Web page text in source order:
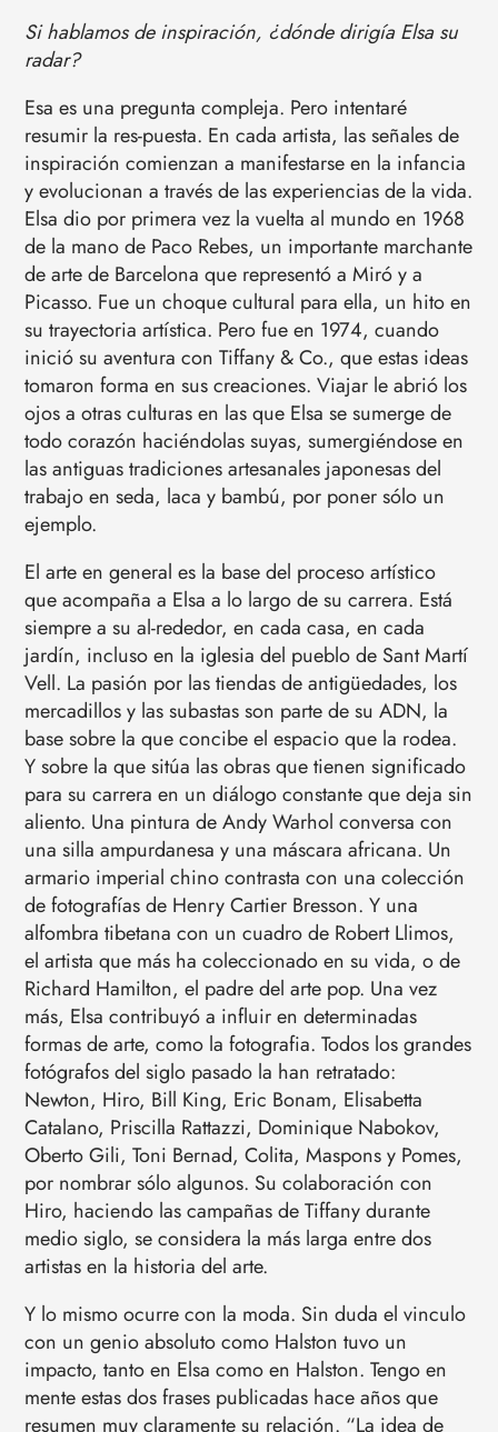
Si hablamos de inspiración, ¿dónde dirigía Elsa su
radar?
Esa es una pregunta compleja. Pero intentaré
resumir la res-puesta. En cada artista, las señales de
inspiración comienzan a manifestarse en la infancia
y evolucionan a través de las experiencias de la vida.
Elsa dio por primera vez la vuelta al mundo en 1968
de la mano de Paco Rebes, un importante marchante
de arte de Barcelona que representó a Miró y a
Picasso. Fue un choque cultural para ella, un hito en
su trayectoria artística. Pero fue en 1974, cuando
inició su aventura con Tiffany & Co., que estas ideas
tomaron forma en sus creaciones. Viajar le abrió los
ojos a otras culturas en las que Elsa se sumerge de
todo corazón haciéndolas suyas, sumergiéndose en
las antiguas tradiciones artesanales japonesas del
trabajo en seda, laca y bambú, por poner sólo un
ejemplo.
El arte en general es la base del proceso artístico
que acompaña a Elsa a lo largo de su carrera. Está
siempre a su al-rededor, en cada casa, en cada
jardín, incluso en la iglesia del pueblo de Sant Martí
Vell. La pasión por las tiendas de antigüedades, los
mercadillos y las subastas son parte de su ADN, la
base sobre la que concibe el espacio que la rodea.
Y sobre la que sitúa las obras que tienen significado
para su carrera en un diálogo constante que deja sin
aliento. Una pintura de Andy Warhol conversa con
una silla ampurdanesa y una máscara africana. Un
armario imperial chino contrasta con una colección
de fotografías de Henry Cartier Bresson. Y una
alfombra tibetana con un cuadro de Robert Llimos,
el artista que más ha coleccionado en su vida, o de
Richard Hamilton, el padre del arte pop. Una vez
más, Elsa contribuyó a influir en determinadas
formas de arte, como la fotografia. Todos los grandes
fotógrafos del siglo pasado la han retratado:
Newton, Hiro, Bill King, Eric Bonam, Elisabetta
Catalano, Priscilla Rattazzi, Dominique Nabokov,
Oberto Gili, Toni Bernad, Colita, Maspons y Pomes,
por nombrar sólo algunos. Su colaboración con
Hiro, haciendo las campañas de Tiffany durante
medio siglo, se considera la más larga entre dos
artistas en la historia del arte.
Y lo mismo ocurre con la moda. Sin duda el vinculo
con un genio absoluto como Halston tuvo un
impacto, tanto en Elsa como en Halston. Tengo en
mente estas dos frases publicadas hace años que
resumen muy claramente su relación. “La idea de